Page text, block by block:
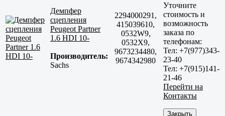
Демпфер
сцепления
Peugeot Partner
1.6 HDI 10-
Производитель:
Sachs
2294000291,
415039610,
0532W9,
0532X9,
9673234480,
9674342980
Уточните
стоимость и
возможность
заказа по
телефонам:
Тел: +7(977)343-
23-40
Тел: +7(915)141-
21-46
Перейти на
Контакты
Закрыть